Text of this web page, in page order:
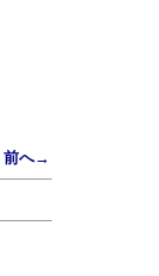
前へ→